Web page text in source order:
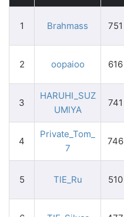
1 Brahmass 751
2 oopaioo 616
3
HARUHI_SUZ
UMlYA
741
4
Private_Tom_
7
746
5 TlE_Ru 510